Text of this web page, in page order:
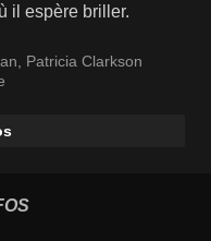
il espère briller.
Patricia Clarkson